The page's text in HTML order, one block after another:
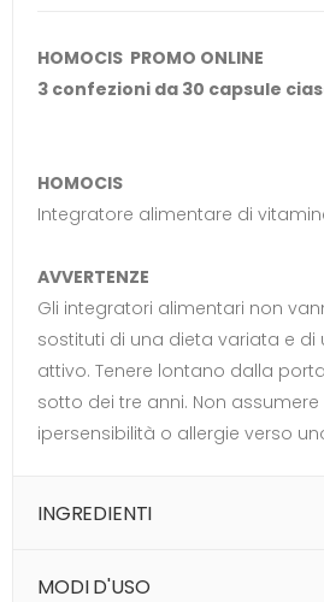
HOMOCIS PROMO ONLINE
3 confezioni da 30 capsule
HOMOCIS
Integratore alimentare di
AVVERTENZE
Gli integratori alimentari non
sostituti di una dieta variata e di
attivo. Tenere lontano dalla
sotto dei tre anni. Non
ipersensibilità o allergie verso
INGREDIENTI
MODI D'USO